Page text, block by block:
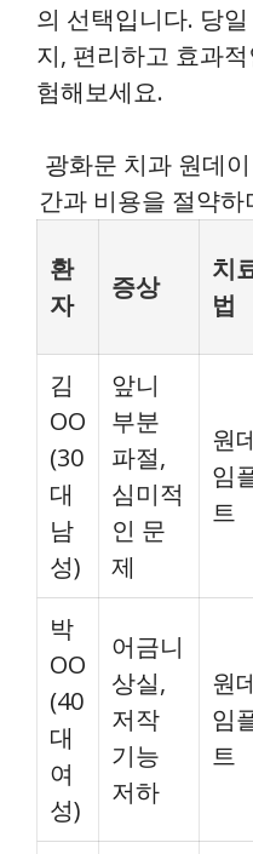
의 선택입니다. 당
지, 편리하고 효과
험해보세요.
광화문 치과 원데
간과 비용을 절약
환
자
증상
치
법
김
OO
(30
대
남
성)
앞니
부분
파절,
심미적
인 문
제
원
임
트
박
OO
(40
대
여
성)
어금니
상실,
저작
기능
저하
원
임
트